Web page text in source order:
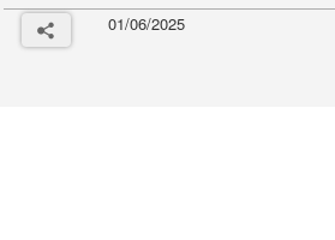
01/06/2025